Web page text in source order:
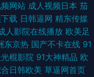
激情专区下一页 伊人久久网
区 先锋影音丝袜制服AV 91
韩综合在线 亚洲天堂AV网
网站 成人视频日本 茄
载 日韩逼网 精东传媒
人影院在线播放 欧美足
东京热 国产不卡在线 91
棍影院 91大神精品 欧
日韩欧美 草逼网首页